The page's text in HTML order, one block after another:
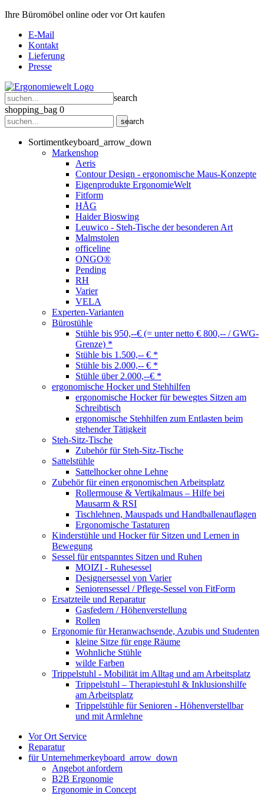
Ihre Büromöbel online oder vor Ort kaufen
E-Mail
Kontakt
Lieferung
Presse
search
shopping_bag 0
search
Sortimentkeyboard_arrow_down
Markenshop
Aeris
Contour Design - ergonomische Maus-Konzepte
Eigenprodukte ErgonomieWelt
Fitform
HÅG
Haider Bioswing
Leuwico - Steh-Tische der besonderen Art
Malmstolen
officeline
ONGO®
Pending
RH
Varier
VELA
Experten-Varianten
Bürostühle
Stühle bis 950,--€ (= unter netto € 800,-- / GWG-
Grenze) *
Stühle bis 1.500,-- € *
Stühle bis 2.000,-- € *
Stühle über 2.000,--€ *
ergonomische Hocker und Stehhilfen
ergonomische Hocker für bewegtes Sitzen am
Schreibtisch
ergonomische Stehhilfen zum Entlasten beim
stehender Tätigkeit
Steh-Sitz-Tische
Zubehör für Steh-Sitz-Tische
Sattelstühle
Sattelhocker ohne Lehne
Zubehör für einen ergonomischen Arbeitsplatz
Rollermouse & Vertikalmaus – Hilfe bei
Mausarm & RSI
Tischlehnen, Mauspads und Handballenauflagen
Ergonomische Tastaturen
Kinderstühle und Hocker für Sitzen und Lernen in
Bewegung
Sessel für entspanntes Sitzen und Ruhen
MOIZI - Ruhesessel
Designersessel von Varier
Seniorensessel / Pflege-Sessel von FitForm
Ersatzteile und Reparatur
Gasfedern / Höhenverstellung
Rollen
Ergonomie für Heranwachsende, Azubis und Studenten
kleine Sitze für enge Räume
Wohnliche Stühle
wilde Farben
Trippelstuhl - Mobilität im Alltag und am Arbeitsplatz
Trippelstuhl – Therapiestuhl & Inklusionshilfe
am Arbeitsplatz
Trippelstühle für Senioren - Höhenverstellbar
und mit Armlehne
Vor Ort Service
Reparatur
für Unternehmerkeyboard_arrow_down
Angebot anfordern
B2B Ergonomie
Ergonomie in Concept